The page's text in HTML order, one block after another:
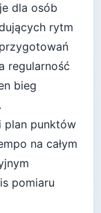
dla osób
rytm
regularność
bieg
plan punktów
na całym
pomiaru